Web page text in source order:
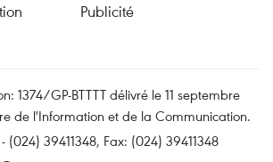
Publicité
1374/GP-BTTTT délivré le 11 septembre
de l'Information et de la Communication.
(024) 39411348, Fax: (024) 39411348